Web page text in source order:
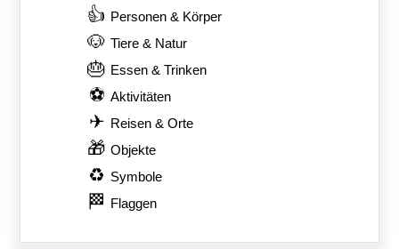
👍 Personen & Körper
🐶 Tiere & Natur
🎂 Essen & Trinken
⚽ Aktivitäten
✈ Reisen & Orte
🎁 Objekte
♻ Symbole
🏁 Flaggen